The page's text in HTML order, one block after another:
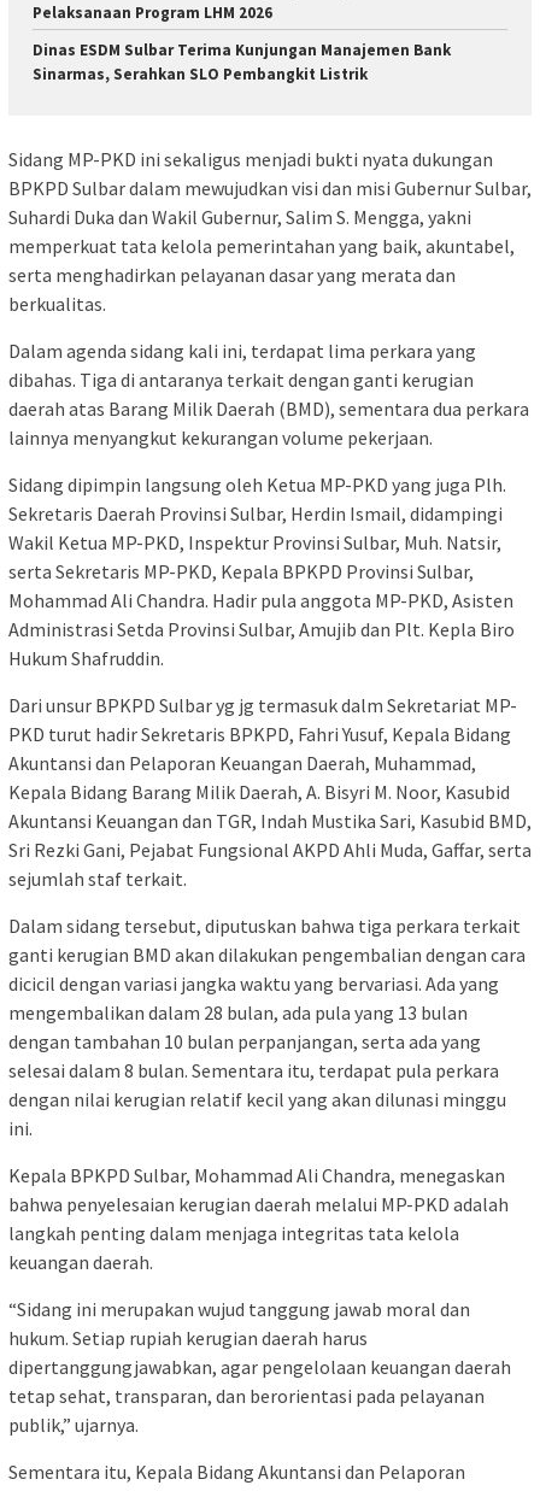
Pelaksanaan Program LHM 2026
Dinas ESDM Sulbar Terima Kunjungan Manajemen Bank
Sinarmas, Serahkan SLO Pembangkit Listrik
Sidang MP-PKD ini sekaligus menjadi bukti nyata dukungan
BPKPD Sulbar dalam mewujudkan visi dan misi Gubernur Sulbar,
Suhardi Duka dan Wakil Gubernur, Salim S. Mengga, yakni
memperkuat tata kelola pemerintahan yang baik, akuntabel,
serta menghadirkan pelayanan dasar yang merata dan
berkualitas.
Dalam agenda sidang kali ini, terdapat lima perkara yang
dibahas. Tiga di antaranya terkait dengan ganti kerugian
daerah atas Barang Milik Daerah (BMD), sementara dua perkara
lainnya menyangkut kekurangan volume pekerjaan.
Sidang dipimpin langsung oleh Ketua MP-PKD yang juga Plh.
Sekretaris Daerah Provinsi Sulbar, Herdin Ismail, didampingi
Wakil Ketua MP-PKD, Inspektur Provinsi Sulbar, Muh. Natsir,
serta Sekretaris MP-PKD, Kepala BPKPD Provinsi Sulbar,
Mohammad Ali Chandra. Hadir pula anggota MP-PKD, Asisten
Administrasi Setda Provinsi Sulbar, Amujib dan Plt. Kepla Biro
Hukum Shafruddin.
Dari unsur BPKPD Sulbar yg jg termasuk dalm Sekretariat MP-
PKD turut hadir Sekretaris BPKPD, Fahri Yusuf, Kepala Bidang
Akuntansi dan Pelaporan Keuangan Daerah, Muhammad,
Kepala Bidang Barang Milik Daerah, A. Bisyri M. Noor, Kasubid
Akuntansi Keuangan dan TGR, Indah Mustika Sari, Kasubid BMD,
Sri Rezki Gani, Pejabat Fungsional AKPD Ahli Muda, Gaffar, serta
sejumlah staf terkait.
Dalam sidang tersebut, diputuskan bahwa tiga perkara terkait
ganti kerugian BMD akan dilakukan pengembalian dengan cara
dicicil dengan variasi jangka waktu yang bervariasi. Ada yang
mengembalikan dalam 28 bulan, ada pula yang 13 bulan
dengan tambahan 10 bulan perpanjangan, serta ada yang
selesai dalam 8 bulan. Sementara itu, terdapat pula perkara
dengan nilai kerugian relatif kecil yang akan dilunasi minggu
ini.
Kepala BPKPD Sulbar, Mohammad Ali Chandra, menegaskan
bahwa penyelesaian kerugian daerah melalui MP-PKD adalah
langkah penting dalam menjaga integritas tata kelola
keuangan daerah.
“Sidang ini merupakan wujud tanggung jawab moral dan
hukum. Setiap rupiah kerugian daerah harus
dipertanggungjawabkan, agar pengelolaan keuangan daerah
tetap sehat, transparan, dan berorientasi pada pelayanan
publik,” ujarnya.
Sementara itu, Kepala Bidang Akuntansi dan Pelaporan